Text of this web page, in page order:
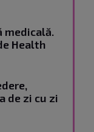
medicală.
Health
de zi cu zi